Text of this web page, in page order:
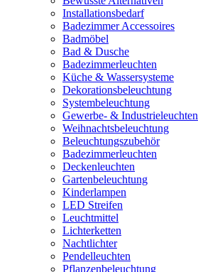
Installationsbedarf
Badezimmer Accessoires
Badmöbel
Bad & Dusche
Badezimmerleuchten
Küche & Wassersysteme
Dekorationsbeleuchtung
Systembeleuchtung
Gewerbe- & Industrieleuchten
Weihnachtsbeleuchtung
Beleuchtungszubehör
Badezimmerleuchten
Deckenleuchten
Gartenbeleuchtung
Kinderlampen
LED Streifen
Leuchtmittel
Lichterketten
Nachtlichter
Pendelleuchten
Pflanzenbeleuchtung